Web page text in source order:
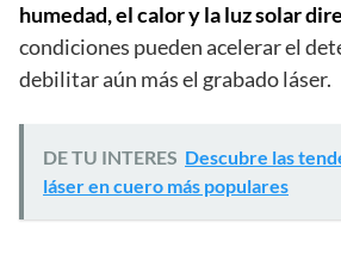
humedad, el calor y la luz solar
condiciones pueden acelerar el
debilitar aún más el grabado láser.
DE TU INTERES Descubre las
láser en cuero más populares